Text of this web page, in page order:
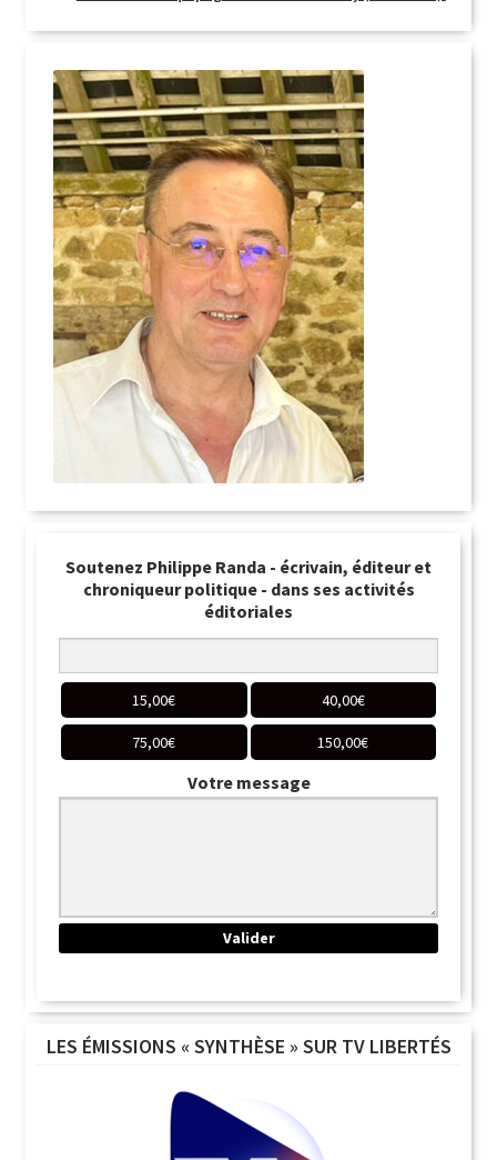
Soutenez Philippe Randa - écrivain, éditeur et
chroniqueur politique - dans ses activités
éditoriales
15,00€ 40,00€
75,00€ 150,00€
Votre message
LES ÉMISSIONS « SYNTHÈSE » SUR TV LIBERTÉS